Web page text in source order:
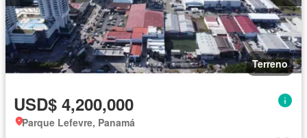
Terreno
USD$ 4,200,000
Parque Lefevre, Panamá